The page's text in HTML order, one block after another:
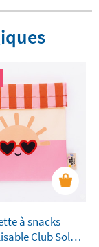
à snacks
Club Soleil